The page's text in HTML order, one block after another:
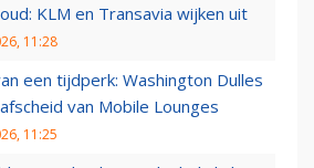
KLM en Transavia wijken uit
11:28
een tijdperk: Washington Dulles
van Mobile Lounges
11:25